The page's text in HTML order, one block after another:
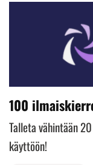
100
Talleta vähintään
käyttöön!